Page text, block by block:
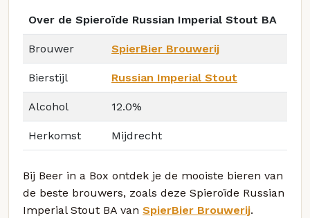
Over de Spieroïde Russian Imperial Stout BA
Brouwer SpierBier Brouwerij
Bierstijl Russian Imperial Stout
Alcohol 12.0%
Herkomst Mijdrecht
Bij Beer in a Box ontdek je de mooiste bieren van
de beste brouwers, zoals deze Spieroïde Russian
Imperial Stout BA van SpierBier Brouwerij.